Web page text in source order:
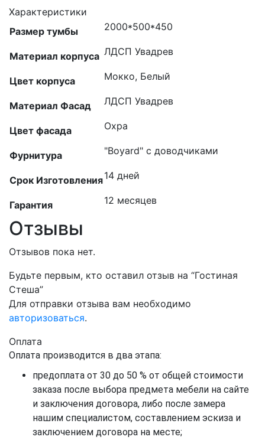
Характеристики
Размер тумбы
2000*500*450
Материал корпуса ЛДСП Увадрев
Цвет корпуса Мокко, Белый
Материал Фасад ЛДСП Увадрев
Цвет фасада Охра
Фурнитура "Boyard" с доводчиками
Срок Изготовления14 дней
Гарантия 12 месяцев
Отзывы
Отзывов пока нет.
Будьте первым, кто оставил отзыв на “Гостиная
Стеша”
Для отправки отзыва вам необходимо
авторизоваться.
Оплата
Оплата производится в два этапа:
предоплата от 30 до 50 % от общей стоимости
заказа после выбора предмета мебели на сайте
и заключения договора, либо после замера
нашим специалистом, составлением эскиза и
заключением договора на месте;